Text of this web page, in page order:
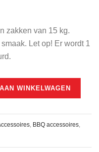
zakken van 15 kg.
Let op! Er wordt 1
WINKELWAGEN
, BBQ accessoires,